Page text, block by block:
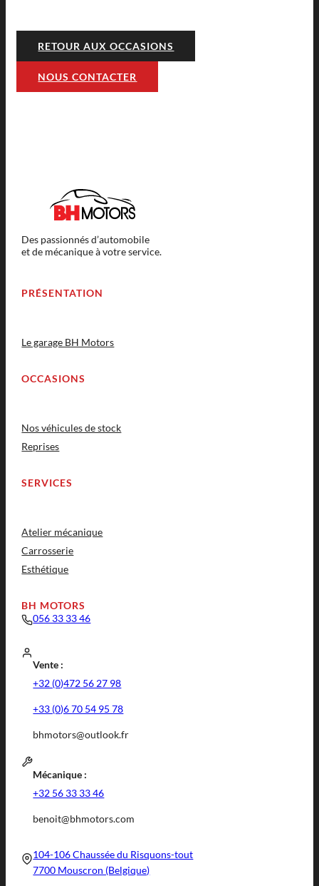
RETOUR AUX OCCASIONS
NOUS CONTACTER
Des passionnés d’automobile
et de mécanique à votre service.
PRÉSENTATION
Le garage BH Motors
OCCASIONS
Nos véhicules de stock
Reprises
SERVICES
Atelier mécanique
Carrosserie
Esthétique
BH MOTORS
056 33 33 46
Vente :
+32 (0)472 56 27 98
+33 (0)6 70 54 95 78
bhmotors@outlook.fr
Mécanique :
+32 56 33 33 46
benoit@bhmotors.com
104-106 Chaussée du Risquons-tout
7700 Mouscron (Belgique)